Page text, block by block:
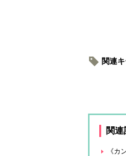
関連
関連
《カ